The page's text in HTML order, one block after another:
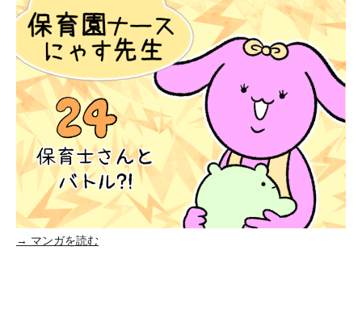
→ マンガを読む